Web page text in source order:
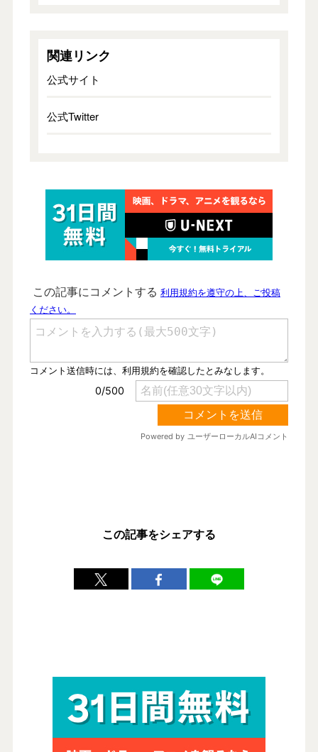
関連リンク
公式サイト
公式Twitter
この記事をシェアする